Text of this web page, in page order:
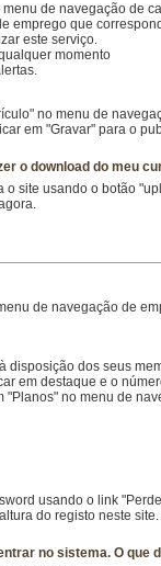
de navegação de
emprego que
este serviço.
momento
no menu de
em "Gravar" para o
o download do meu
site usando o botão
de navegação de
disposição dos seus
em destaque e o
no menu de
usando o link
do registo neste site.
no sistema. O que